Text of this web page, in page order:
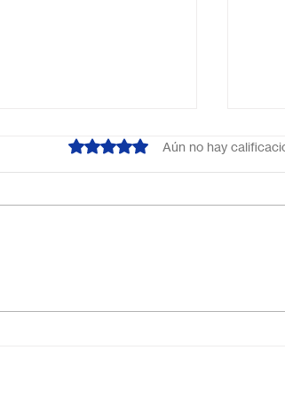
Obtuvo 0 de 5 estrellas.
Aún no hay